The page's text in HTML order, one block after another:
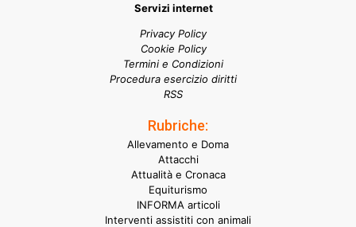
Servizi internet
Privacy Policy
Cookie Policy
Termini e Condizioni
Procedura esercizio diritti
RSS
Rubriche:
Allevamento e Doma
Attacchi
Attualità e Cronaca
Equiturismo
INFORMA articoli
Interventi assistiti con animali